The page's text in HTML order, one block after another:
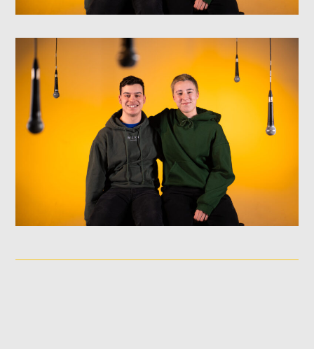
NOS ANIMATEURS
JUSTIN SAVOIE
H25
SANDRINE LABELLE
DOMINICK BOUCHARD